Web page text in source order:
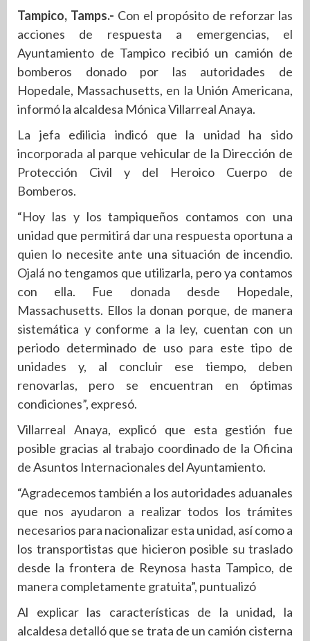
Tampico, Tamps.- Con el propósito de reforzar las
acciones de respuesta a emergencias, el
Ayuntamiento de Tampico recibió un camión de
bomberos donado por las autoridades de
Hopedale, Massachusetts, en la Unión Americana,
informó la alcaldesa Mónica Villarreal Anaya.
La jefa edilicia indicó que la unidad ha sido
incorporada al parque vehicular de la Dirección de
Protección Civil y del Heroico Cuerpo de
Bomberos.
“Hoy las y los tampiqueños contamos con una
unidad que permitirá dar una respuesta oportuna a
quien lo necesite ante una situación de incendio.
Ojalá no tengamos que utilizarla, pero ya contamos
con ella. Fue donada desde Hopedale,
Massachusetts. Ellos la donan porque, de manera
sistemática y conforme a la ley, cuentan con un
periodo determinado de uso para este tipo de
unidades y, al concluir ese tiempo, deben
renovarlas, pero se encuentran en óptimas
condiciones”, expresó.
Villarreal Anaya, explicó que esta gestión fue
posible gracias al trabajo coordinado de la Oficina
de Asuntos Internacionales del Ayuntamiento.
“Agradecemos también a los autoridades aduanales
que nos ayudaron a realizar todos los trámites
necesarios para nacionalizar esta unidad, así como a
los transportistas que hicieron posible su traslado
desde la frontera de Reynosa hasta Tampico, de
manera completamente gratuita”, puntualizó
Al explicar las características de la unidad, la
alcaldesa detalló que se trata de un camión cisterna